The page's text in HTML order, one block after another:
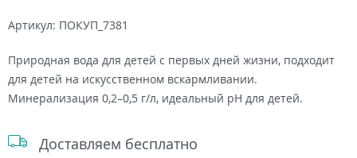
Артикул: ПОКУП_7381
Природная вода для детей с первых дней жизни, подходит
для детей на искусственном вскармливании.
Минерализация 0,2–0,5 г/л, идеальный рН для детей.
Доставляем бесплатно